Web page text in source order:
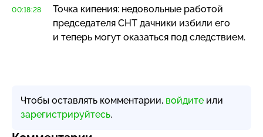
00:18:28
Точка кипения: недовольные работой
председателя СНТ дачники избили его
и теперь могут оказаться под следствием.
Чтобы оставлять комментарии, войдите или
зарегистрируйтесь.